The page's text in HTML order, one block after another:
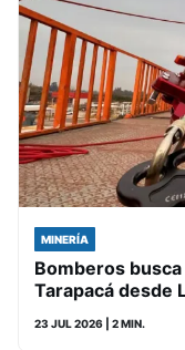
MINERÍA
Bomberos
Tarapacá desde
23 JUL 2026 | 2 MIN.